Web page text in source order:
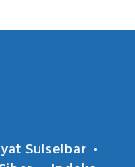
Sulselbar